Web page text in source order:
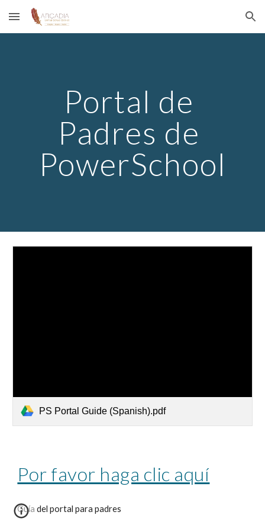
Skip to main content Skip to navigation
Portal de
Padres de
PowerSchool
PS Portal Guide (Spanish).pdf
Por favor haga clic aquí
Guía del portal para padres